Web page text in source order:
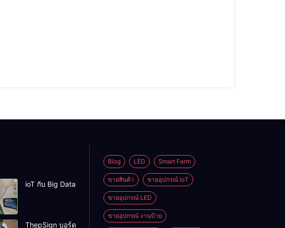
ioT กับ Big Data
ThepSign บอร์ด
Blog LED Smart Farm
ขายสินค้า ขายอุปกรณ์ ioT
ขายอุปกรณ์ LED
ขายอุปกรณ์ งานป้าย